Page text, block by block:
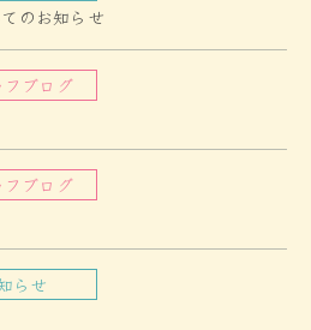
のお知らせ
フブログ
フブログ
らせ